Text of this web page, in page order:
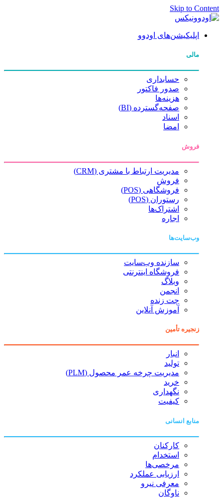
Skip to Content
اپلیکیشن‌های اودوو
مالی
حسابداری
صدور فاکتور
هزینه‌ها
صفحه‌گسترده (BI)
اسناد
امضا
فروش
مدیریت ارتباط با مشتری (CRM)
فروش
فروشگاهی (POS)
رستوران (POS)
اشتراک‌ها
اجاره
وب‌سایت‌ها
سازنده وب‌سایت
فروشگاه اینترنتی
وبلاگ
انجمن
چت زنده
آموزش آنلاین
زنجیره تأمین
انبار
تولید
مدیریت چرخه عمر محصول (PLM)
خرید
نگهداری
کیفیت
منابع انسانی
کارکنان
استخدام
مرخصی‌ها
ارزیابی عملکرد
معرفی نیرو
ناوگان